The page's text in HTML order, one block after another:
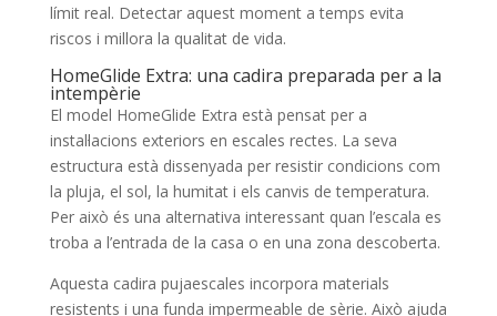
límit real. Detectar aquest moment a temps evita
riscos i millora la qualitat de vida.
HomeGlide Extra: una cadira preparada per a la
intempèrie
El model HomeGlide Extra està pensat per a
instal·lacions exteriors en escales rectes. La seva
estructura està dissenyada per resistir condicions com
la pluja, el sol, la humitat i els canvis de temperatura.
Per això és una alternativa interessant quan l’escala es
troba a l’entrada de la casa o en una zona descoberta.
Aquesta cadira pujaescales incorpora materials
resistents i una funda impermeable de sèrie. Això ajuda